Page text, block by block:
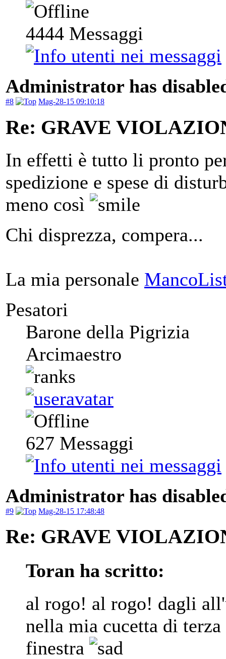
4444 Messaggi
Administrator has
#8 Mag-28-15 09:10:18
Re: GRAVE
In effetti è tutto li pronto
spedizione e spese di
meno così
Chi disprezza, compera...
La mia personale
Pesatori
Barone della Pigrizia
Arcimaestro
627 Messaggi
Administrator has
#9 Mag-28-15 17:48:48
Re: GRAVE
Toran ha scritto:
al rogo! al rogo! dagli
nella mia cucetta di
finestra